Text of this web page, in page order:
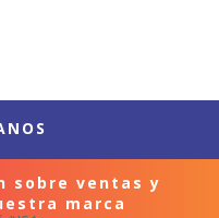
sobre ventas y
marca